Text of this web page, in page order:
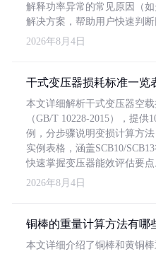
解释功率异常的常见原因（
解决方案，帮助用户快速判断
2026年8月4日
干式变压器损耗标准一览
本文详细解析干式变压器空
（GB/T 10228-2015），提
例，分步骤说明变损计算方
实例表格，涵盖SCB10/
快速掌握变压器能效评估要点
2026年8月4日
铜棒的重量计算方法有哪
本文详细介绍了铜棒和黄铜